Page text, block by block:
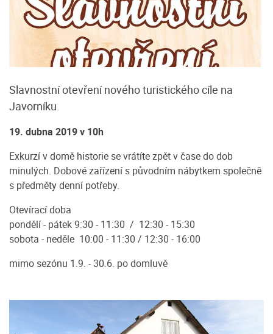
Slavnostní otevření nového turistického cíle na
Javorníku.
19. dubna 2019 v 10h
Exkurzí v domě historie se vrátíte zpět v čase do dob
minulých. Dobové zařízení s původním nábytkem společně
s předměty denní potřeby.
Otevírací doba
pondělí - pátek 9:30 - 11:30 / 12:30 - 15:30
sobota - neděle 10:00 - 11:30 / 12:30 - 16:00
mimo sezónu 1.9. - 30.6. po domluvě